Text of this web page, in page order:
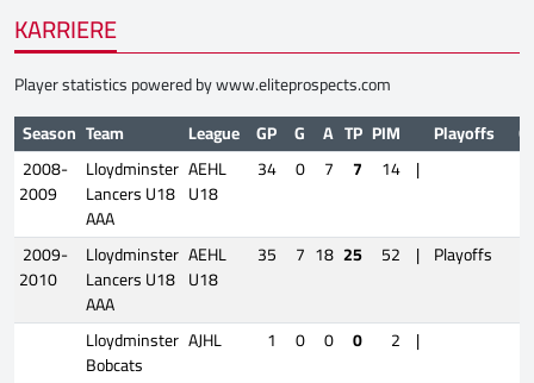
KARRIERE
Player statistics powered bywww.eliteprospects.com
Season Team League GP G A TP PIM Playoffs
2008-
2009
Lloydminster
Lancers U18
AAA
AEHL
U18
34 0 7 7 14 |
2009-
2010
Lloydminster
Lancers U18
AAA
AEHL
U18
35 7 18 25 52 | Playoffs
Lloydminster
Bobcats
AJHL 1 0 0 0 2 |